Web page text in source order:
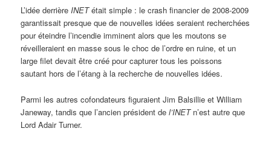
L’idée derrièreINETétait simple : le crash financier de 2008-2009
garantissait presque que de nouvelles idées seraient recherchées
pour éteindre l’incendie imminent alors que les moutons se
réveilleraient en masse sous le choc de l’ordre en ruine, et un
large filet devait être créé pour capturer tous les poissons
sautant hors de l’étang à la recherche de nouvelles idées.
Parmi les autres cofondateurs figuraient Jim Balsillie et William
Janeway, tandis que l’ancien président del’INET n’est autre que
Lord Adair Turner.